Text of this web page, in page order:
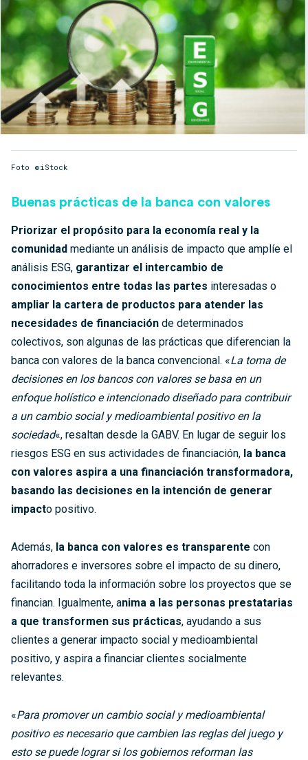
Foto ©iStock
Buenas prácticas de la banca con valores
Priorizar el propósito para la economía real y la
comunidad mediante un análisis de impacto que amplíe el
análisis ESG, garantizar el intercambio de
conocimientos entre todas las partes interesadas o
ampliar la cartera de productos para atender las
necesidades de financiación de determinados
colectivos, son algunas de las prácticas que diferencian la
banca con valores de la banca convencional. «La toma de
decisiones en los bancos con valores se basa en un
enfoque holístico e intencionado diseñado para contribuir
a un cambio social y medioambiental positivo en la
sociedad«, resaltan desde la GABV. En lugar de seguir los
riesgos ESG en sus actividades de financiación, la banca
con valores aspira a una financiación transformadora,
basando las decisiones en la intención de generar
impacto positivo.
Además, la banca con valores es transparente con
ahorradores e inversores sobre el impacto de su dinero,
facilitando toda la información sobre los proyectos que se
financian. Igualmente, anima a las personas prestatarias
a que transformen sus prácticas, ayudando a sus
clientes a generar impacto social y medioambiental
positivo, y aspira a financiar clientes socialmente
relevantes.
«Para promover un cambio social y medioambiental
positivo es necesario que cambien las reglas del juego y
esto se puede lograr si los gobiernos reforman las